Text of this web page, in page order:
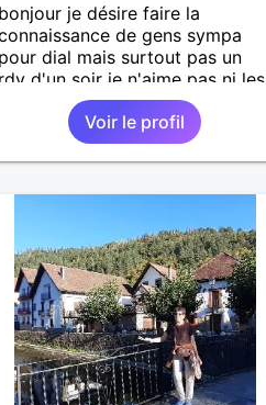
bonjour je désire faire la
de gens sympa
pour dial mais surtout pas un
rdv d'un soir je n'aime pas ni les
menteurs ni les pervers.
Voir le profil